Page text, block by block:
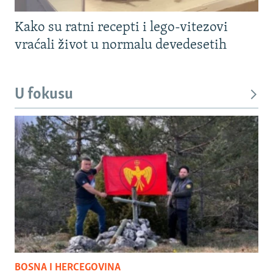
Kako su ratni recepti i lego-vitezovi
vraćali život u normalu devedesetih
U fokusu
BOSNA I HERCEGOVINA